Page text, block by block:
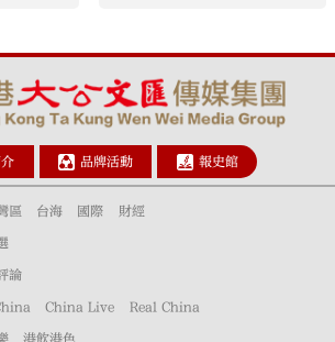
品牌活動 報史館
區 台海 國際 財經
論
China Live Real China
港飲港色